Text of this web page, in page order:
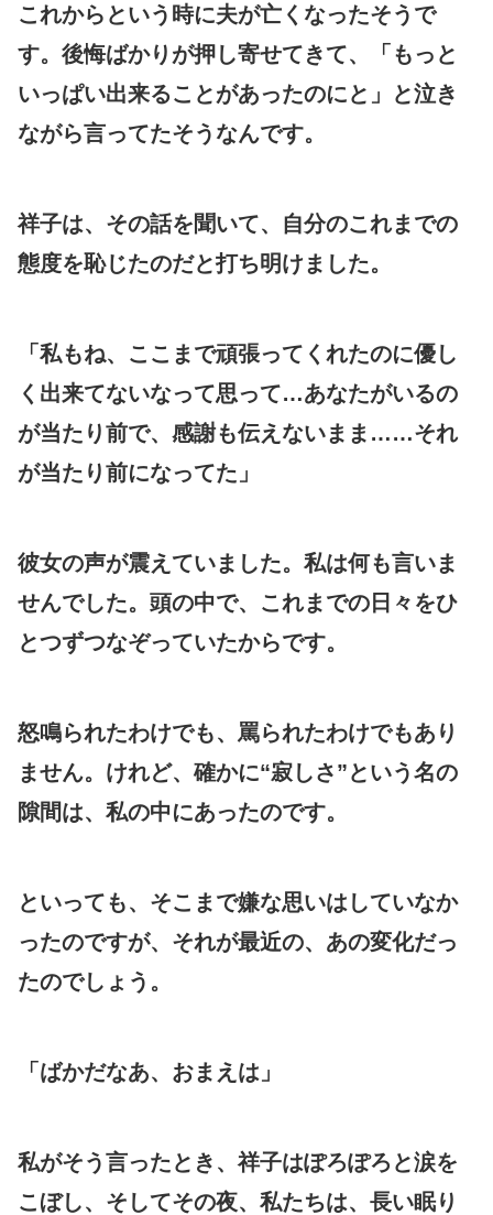
これからという時に夫が亡くなったそうで
す。後悔ばかりが押し寄せてきて、「もっと
いっぱい出来ることがあったのにと」と泣き
ながら言ってたそうなんです。
祥子は、その話を聞いて、自分のこれまでの
態度を恥じたのだと打ち明けました。
「私もね、ここまで頑張ってくれたのに優し
く出来てないなって思って…あなたがいるの
が当たり前で、感謝も伝えないまま……それ
が当たり前になってた」
彼女の声が震えていました。私は何も言いま
せんでした。頭の中で、これまでの日々をひ
とつずつなぞっていたからです。
怒鳴られたわけでも、罵られたわけでもあり
ません。けれど、確かに“寂しさ”という名の
隙間は、私の中にあったのです。
といっても、そこまで嫌な思いはしていなか
ったのですが、それが最近の、あの変化だっ
たのでしょう。
「ばかだなあ、おまえは」
私がそう言ったとき、祥子はぽろぽろと涙を
こぼし、そしてその夜、私たちは、長い眠り